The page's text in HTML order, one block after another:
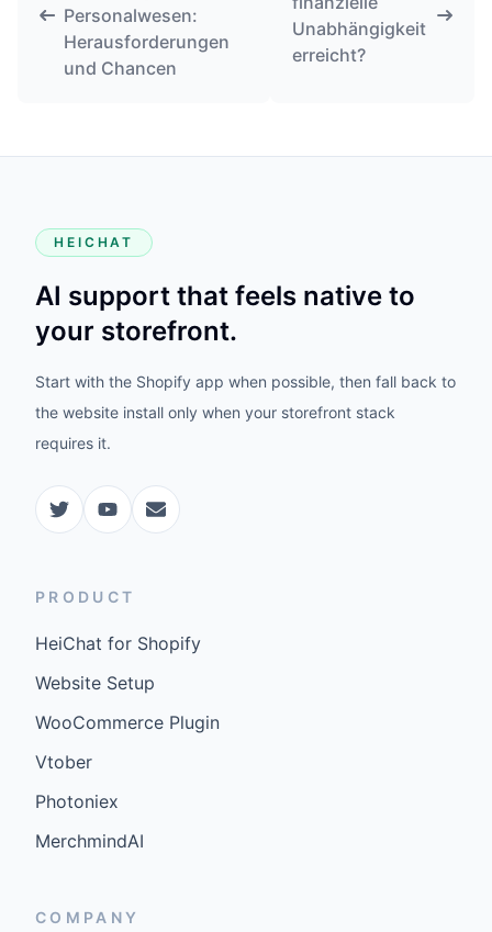
Personalwesen:
Herausforderungen
und Chancen
Unabhängigkeit
erreicht?
HEICHAT
AI support that feels native to
your storefront.
Start with the Shopify app when possible, then fall back to
the website install only when your storefront stack
requires it.
PRODUCT
HeiChat for Shopify
Website Setup
WooCommerce Plugin
Vtober
Photoniex
MerchmindAI
COMPANY